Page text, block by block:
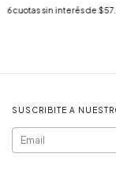
6cuotas sin interés de
SUSCRIBITE A